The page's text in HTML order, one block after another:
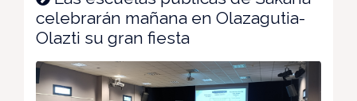
celebrarán mañana en Olazagutia-
Olazti su gran fiesta